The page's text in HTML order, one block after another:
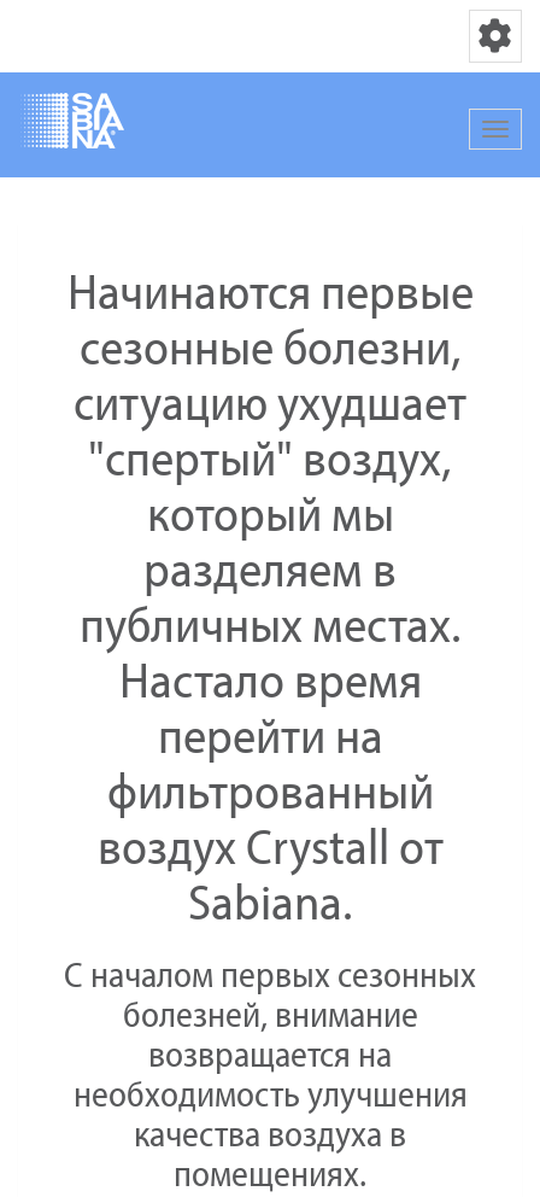
Начинаются первые
сезонные болезни,
ситуацию ухудшает
"спертый" воздух,
который мы
разделяем в
публичных местах.
Настало время
перейти на
фильтрованный
воздух Crystall от
Sabiana.
С началом первых сезонных
болезней, внимание
возвращается на
необходимость улучшения
качества воздуха в
помещениях.